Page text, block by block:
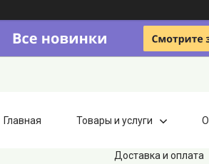
Главная Товары и услуги
Доставка и оплата